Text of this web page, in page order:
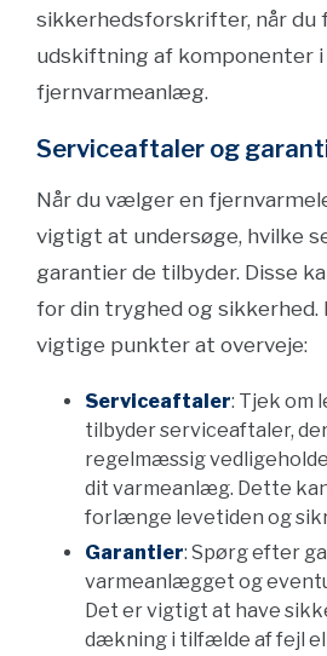
sikkerhedsforskrifter, når du
udskiftning af komponenter
fjernvarmeanlæg.
Serviceaftaler og
Når du vælger en
vigtigt at undersøge, hvilke
garantier de tilbyder. Disse
for din tryghed og sikkerhed.
vigtige punkter at overveje:
Serviceaftaler: Tjek om
tilbyder serviceaftaler,
regelmæssig
dit varmeanlæg. Dette
forlænge levetiden og
Garantier: Spørg efter
varmeanlægget og
Det er vigtigt at have
dækning i tilfælde af fejl